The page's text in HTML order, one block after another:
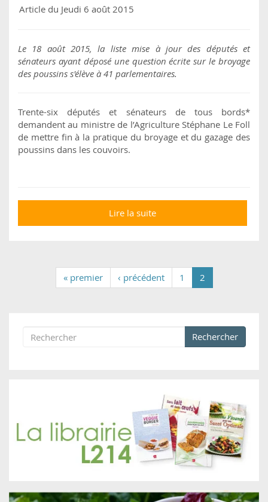
Article du Jeudi 6 août 2015
Le 18 août 2015, la liste mise à jour des députés et
sénateurs ayant déposé une question écrite sur le broyage
des poussins s'élève à 41 parlementaires.
Trente-six députés et sénateurs de tous bords*
demandent au ministre de l’Agriculture Stéphane Le Foll
de mettre fin à la pratique du broyage et du gazage des
poussins dans les couvoirs.
Lire la suite
poussins : 36
« premier
‹ précédent 1 2
Formulaire de recherche
Rechercher